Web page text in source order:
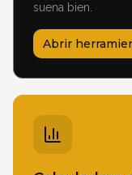
suena bien.
Abrir